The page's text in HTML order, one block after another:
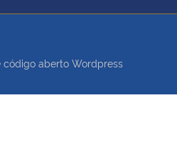
código aberto Wordpress